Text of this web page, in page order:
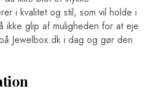
i kvalitet og stil, som vil holde i
ikke glip af muligheden for at eje
Jewelbox.dk i dag og gør den